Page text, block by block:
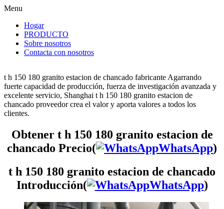
Menu
Hogar
PRODUCTO
Sobre nosotros
Contacta con nosotros
t h 150 180 granito estacion de chancado fabricante Agarrando
fuerte capacidad de producción, fuerza de investigación avanzada y
excelente servicio, Shanghai t h 150 180 granito estacion de
chancado proveedor crea el valor y aporta valores a todos los
clientes.
Obtener t h 150 180 granito estacion de
chancado Precio(
WhatsApp)
t h 150 180 granito estacion de chancado
Introducción(
WhatsApp)